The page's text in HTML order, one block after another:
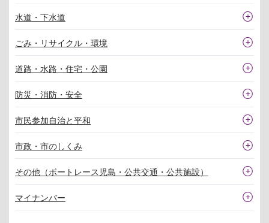
水道・下水道
ごみ・リサイクル・環境
道路・水路・住宅・公園
防災・消防・安全
市民参加自治と平和
市政・市のしくみ
その他（ボートレース児島・公共交通・公共施設）
マイナンバー